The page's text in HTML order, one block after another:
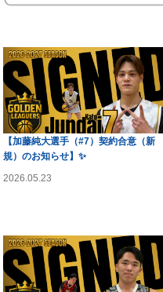
【加藤純大選手（#7）契約合意（新
規）のお知らせ】✨
2026.05.23